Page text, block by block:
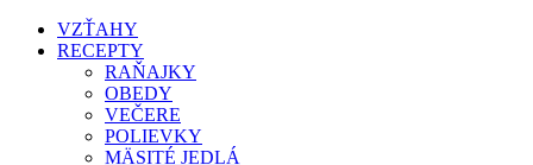
VZŤAHY
RECEPTY
RAŇAJKY
OBEDY
VEČERE
POLIEVKY
MÄSITÉ JEDLÁ